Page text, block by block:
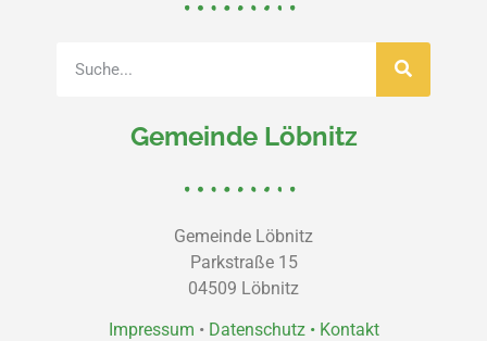
Gemeinde Löbnitz
Gemeinde Löbnitz
Parkstraße 15
04509 Löbnitz
Impressum • Datenschutz • Kontakt